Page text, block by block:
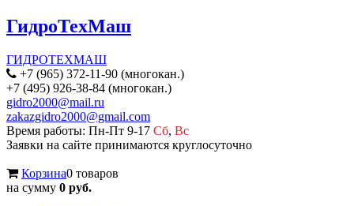
ГидроТехМаш
ГИДРОТЕХМАШ
+7 (965) 372-11-90 (многокан.)
+7 (495) 926-38-84 (многокан.)
gidro2000@mail.ru
zakazgidro2000@gmail.com
Время работы: Пн-Пт 9-17 Сб, Вс
Заявки на сайте принимаются круглосуточно
Корзина0 товаров
на сумму 0 руб.